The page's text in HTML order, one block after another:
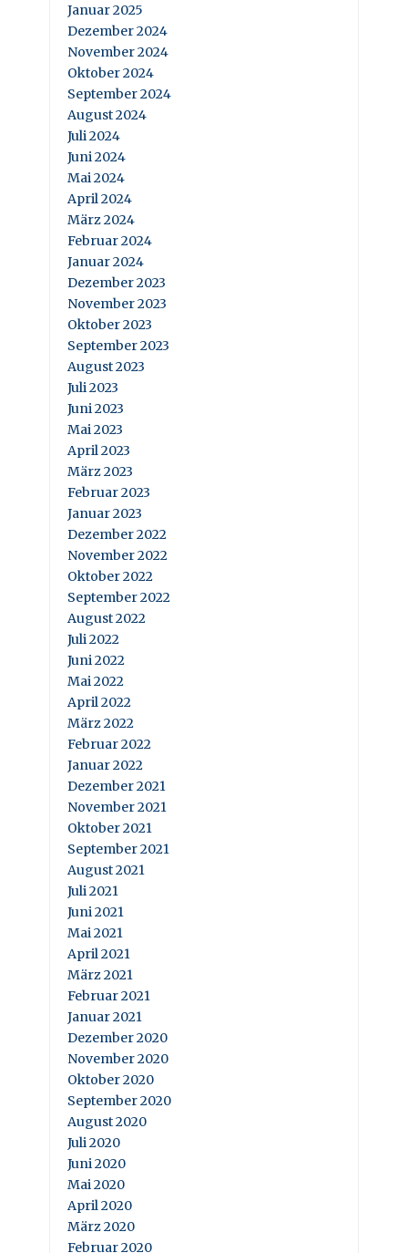
Januar 2025
Dezember 2024
November 2024
Oktober 2024
September 2024
August 2024
Juli 2024
Juni 2024
Mai 2024
April 2024
März 2024
Februar 2024
Januar 2024
Dezember 2023
November 2023
Oktober 2023
September 2023
August 2023
Juli 2023
Juni 2023
Mai 2023
April 2023
März 2023
Februar 2023
Januar 2023
Dezember 2022
November 2022
Oktober 2022
September 2022
August 2022
Juli 2022
Juni 2022
Mai 2022
April 2022
März 2022
Februar 2022
Januar 2022
Dezember 2021
November 2021
Oktober 2021
September 2021
August 2021
Juli 2021
Juni 2021
Mai 2021
April 2021
März 2021
Februar 2021
Januar 2021
Dezember 2020
November 2020
Oktober 2020
September 2020
August 2020
Juli 2020
Juni 2020
Mai 2020
April 2020
März 2020
Februar 2020